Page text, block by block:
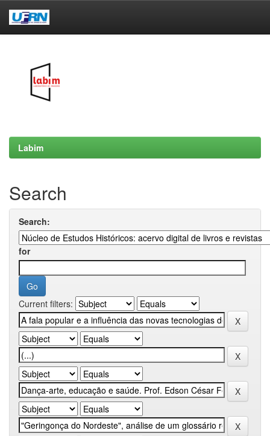
Labim
Search
Search:
for
Current filters: